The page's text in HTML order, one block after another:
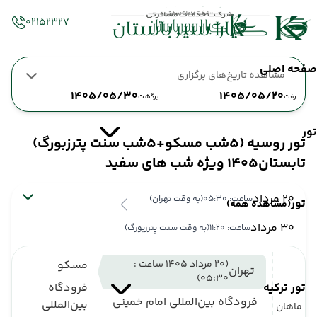
صفحه اصلی
تور
تور(مشاهده همه)
تور ترکیه
02152327
مشاهده تاریخ‌های برگزاری
رفت1405/05/20 برگشت1405/05/30
تور روسیه (5شب مسکو+5شب سنت پترزبورگ)
تابستان1405 ویژه شب های سفید
20 مرداد ساعت: 05:30 (به وقت تهران)
30 مرداد ساعت: 11:20 (به وقت سنت پترزبورگ)
ماهان
تهران
(20 مرداد 1405 ساعت :
05:30)
فرودگاه بین‌المللی امام خمینی
مسکو
فرودگاه
بین‌المللی